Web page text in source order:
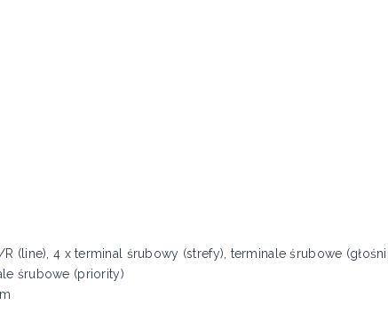
(line), 4 x terminal śrubowy (strefy), terminale śrubowe
śrubowe (priority)